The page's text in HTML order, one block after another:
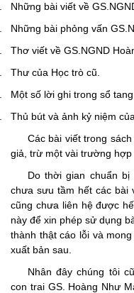
Những bài viết về
Những bài phỏng vấn
Thơ viết về GS.NGND
Thư của Học trò cũ.
Một số lời ghi trong sổ tang.
Thủ bút và ảnh kỷ niệm
Các bài viết trong
giả, trừ một vài trường hợp
Do thời gian chuẩn
chưa sưu tầm hết các bài
cũng chưa liên hệ được
này để xin phép sử dụng
thành thật cáo lỗi và
xuất bản sau.
Nhân đây chúng tôi
con trai GS. Hoàng Như